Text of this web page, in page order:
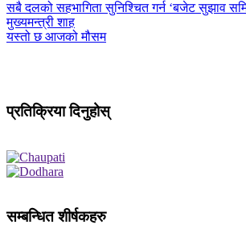
सबै दलको सहभागिता सुनिश्चित गर्न ‘बजेट सुझाव
मुख्यमन्त्री शाह
यस्तो छ आजको मौसम
प्रतिक्रिया दिनुहोस्
सम्बन्धित शीर्षकहरु